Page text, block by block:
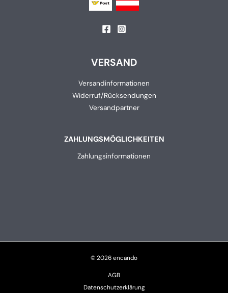
VERSAND
Versandinformationen
Widerruf/Rücksendungen
Versandpartner
ZAHLUNGSMÖGLICHKEITEN
Zahlungsinformationen
© 2026 encando
AGB
Datenschutzerklärung